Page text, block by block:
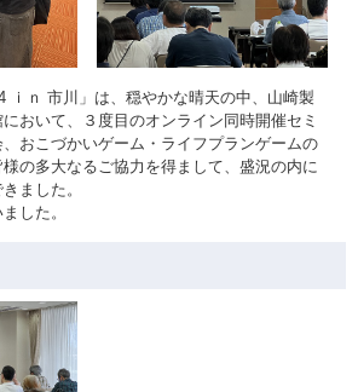
ｉｎ 市川」は、穏やかな晴天の中、山崎製
おいて、３度目のオンライン同時開催セミ
おこづかいゲーム・ライフプランゲームの
の多大なるご協力を得まして、盛況の内に
ました。
した。